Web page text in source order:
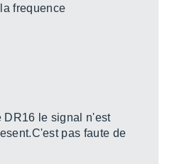
frequence
DR16 le signal n'est
pas faute de